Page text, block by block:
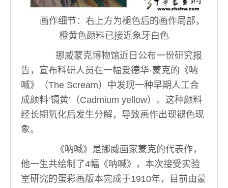
画作细节：右上方为褪色后的画作局部，
橙黄色颜料已接近象牙白色
挪威蒙克博物馆近日公布一份研究报
告，宣布科研人员在一幅爱德华·蒙克的《呐
喊》（The Scream）中发现一种早期人工合
成颜料‘镉黄’（Cadmium yellow）。这种颜料
经长期氧化后发生分解，导致画作出现褪色现
象。
《呐喊》是挪威画家蒙克的代表作，
他一生共绘制了4幅《呐喊》，本次接受实验
室研究的蛋彩画版本完成于1910年，目前由蒙